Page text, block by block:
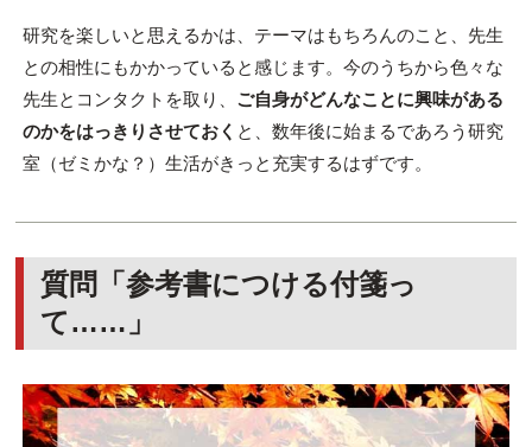
研究を楽しいと思えるかは、テーマはもちろんのこと、先生
との相性にもかかっていると感じます。今のうちから色々な
先生とコンタクトを取り、 ご自身がどんなことに興味がある
のかをはっきりさせておく と、数年後に始まるであろう研究
室（ゼミかな？）生活がきっと充実するはずです。
質問「参考書につける付箋っ
て……」